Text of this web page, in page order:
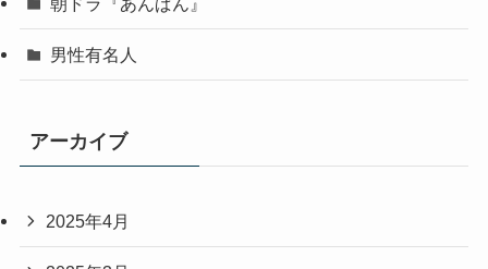
男性有名人
アーカイブ
2025年4月